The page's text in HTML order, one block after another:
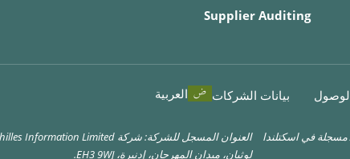
Supplier Auditing
بيانات الشركات العربية
العنوان المسجل للشركة: شركة Achilles Information Limited مسجلة في اسكتلندا
لوثيان، ميدان المهرجان، إدنبرة، EH3 9WJ.